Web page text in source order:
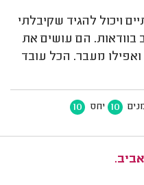
ויכול להגיד שקיבלתי
בוודאות. הם עושים את
מעבר. הכל עובד
10 יחס 10